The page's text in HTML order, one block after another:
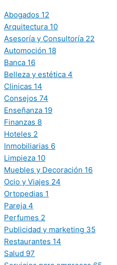
Abogados 12
Arquitectura 10
Asesoría y Consultoría 22
Automoción 18
Banca 16
Belleza y estética 4
Clinicas 14
Consejos 74
Enseñanza 19
Finanzas 8
Hoteles 2
Inmobiliarias 6
Limpieza 10
Muebles y Decoración 16
Ocio y Viajes 24
Ortopedias 1
Pareja 4
Perfumes 2
Publicidad y marketing 35
Restaurantes 14
Salud 97